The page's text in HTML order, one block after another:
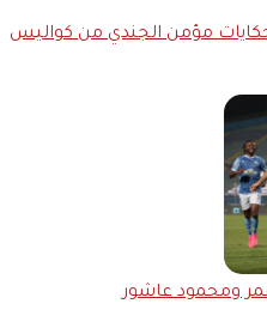
مؤمن الجندي من كواليس
ومحمود عاشور